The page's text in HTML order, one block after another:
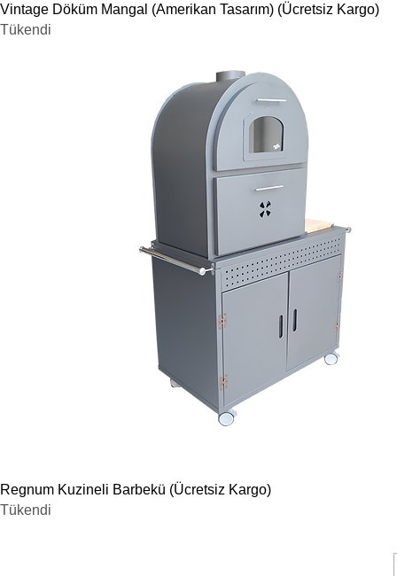
Hızlı Bakış
Vintage Döküm Mangal (Amerikan Tasarım) (Ücretsiz Kargo)
Tükendi
Hızlı Bakış
Regnum Kuzineli Barbekü (Ücretsiz Kargo)
Tükendi